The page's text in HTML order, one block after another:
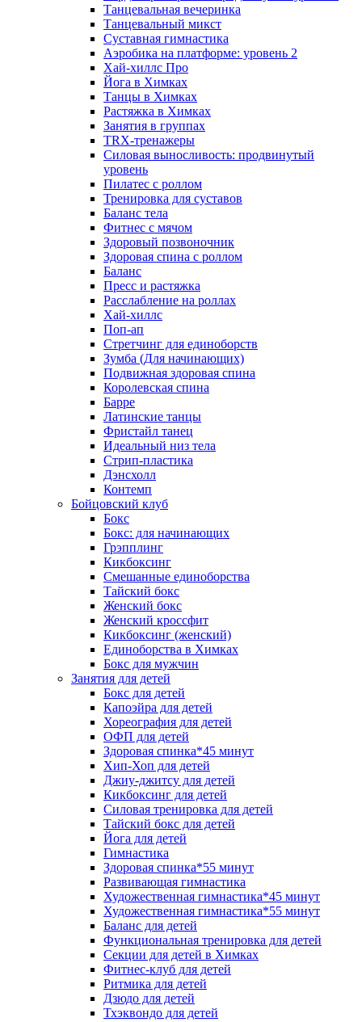
Танцевальная вечеринка
Танцевальный микст
Суставная гимнастика
Аэробика на платформе: уровень 2
Хай-хиллс Про
Йога в Химках
Танцы в Химках
Растяжка в Химках
Занятия в группах
TRX-тренажеры
Силовая выносливость: продвинутый
уровень
Пилатес с роллом
Тренировка для суставов
Баланс тела
Фитнес с мячом
Здоровый позвоночник
Здоровая спина с роллом
Баланс
Пресс и растяжка
Расслабление на роллах
Хай-хиллс
Поп-ап
Стретчинг для единоборств
Зумба (Для начинающих)
Подвижная здоровая спина
Королевская спина
Барре
Латинские танцы
Фристайл танец
Идеальный низ тела
Стрип-пластика
Дэнсхолл
Контемп
Бойцовский клуб
Бокс
Бокс: для начинающих
Грэпплинг
Кикбоксинг
Смешанные единоборства
Тайский бокс
Женский бокс
Женский кроссфит
Кикбоксинг (женский)
Единоборства в Химках
Бокс для мужчин
Занятия для детей
Бокс для детей
Капоэйра для детей
Хореография для детей
ОФП для детей
Здоровая спинка*45 минут
Хип-Хоп для детей
Джиу-джитсу для детей
Кикбоксинг для детей
Силовая тренировка для детей
Тайский бокс для детей
Йога для детей
Гимнастика
Здоровая спинка*55 минут
Развивающая гимнастика
Художественная гимнастика*45 минут
Художественная гимнастика*55 минут
Баланс для детей
Функциональная тренировка для детей
Секции для детей в Химках
Фитнес-клуб для детей
Ритмика для детей
Дзюдо для детей
Тхэквондо для детей